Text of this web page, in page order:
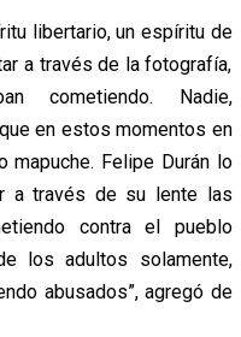
libertario, un espíritu de
a través de la fotografía,
cometiendo. Nadie,
en estos momentos en
mapuche. Felipe Durán lo
a través de su lente las
contra el pueblo
los adultos solamente,
abusados”, agregó de